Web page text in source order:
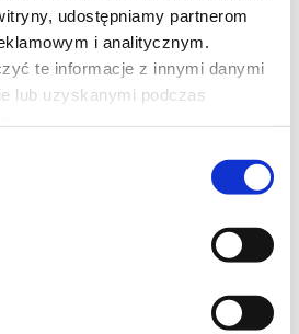
udostępniamy partnerom
i analitycznym.
te informacje z innymi danymi
lub uzyskanymi podczas
Disneya i Pixara „Toy Story 5”, w
Buzz, Chudy, Jessie i
gdy przychodzi im zmierzyć się
Kenna Harris, a producentem Lindsey
5” odbędzie się tylko w kinach 17